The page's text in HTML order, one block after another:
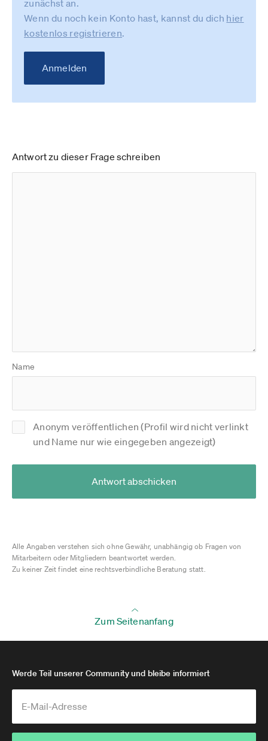
zunächst an.
Wenn du noch kein Konto hast, kannst du dich hier
kostenlos registrieren.
Anmelden
Antwort zu dieser Frage schreiben
Name
Anonym veröffentlichen (Profil wird nicht verlinkt
und Name nur wie eingegeben angezeigt)
Antwort abschicken
Alle Angaben verstehen sich ohne Gewähr, unabhängig ob Fragen von
Mitarbeitern oder Mitgliedern beantwortet werden.
Zu keiner Zeit findet eine rechtsverbindliche Beratung statt.
Zum Seitenanfang
Werde Teil unserer Community und bleibe informiert